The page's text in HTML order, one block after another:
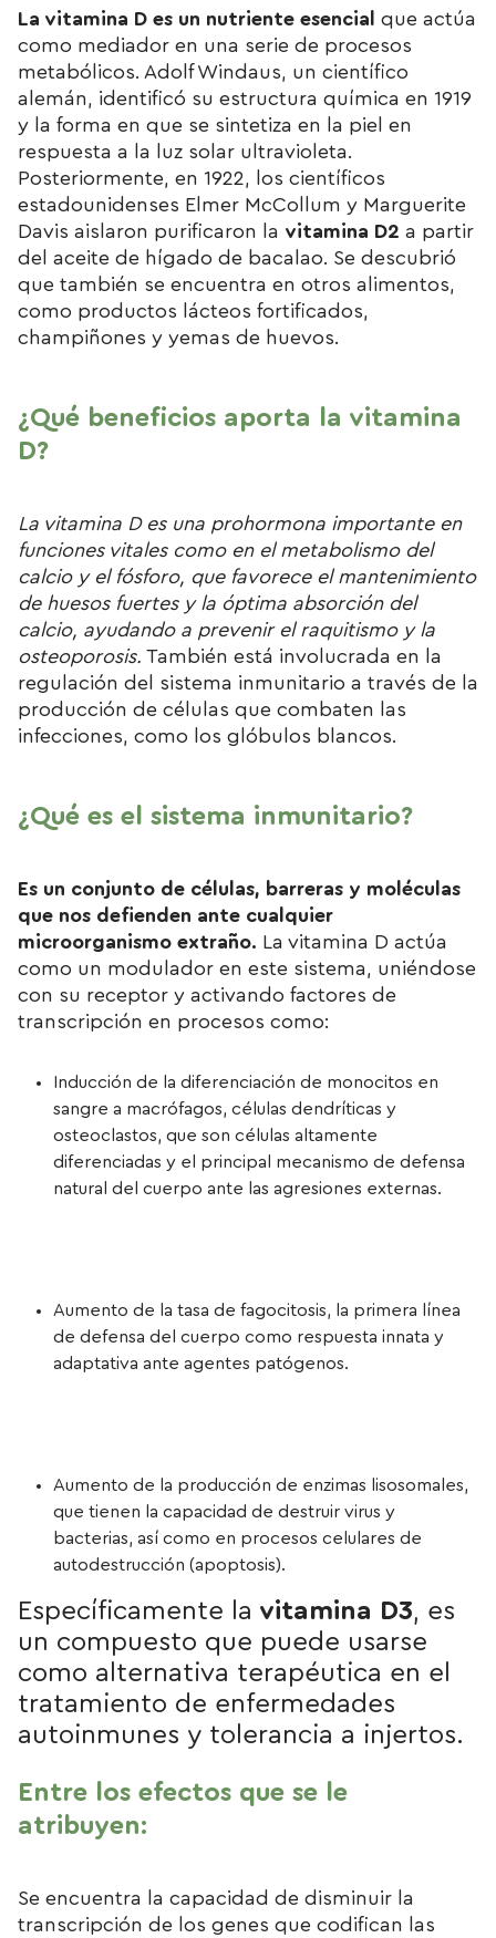
La vitamina D es un nutriente esencial
que actúa
como mediador en una serie de procesos
metabólicos. Adolf Windaus, un científico
alemán, identificó su estructura química en 1919
y la forma en que se sintetiza en la piel en
respuesta a la luz solar ultravioleta.
Posteriormente, en 1922, los científicos
estadounidenses Elmer McCollum y Marguerite
Davis aislaron purificaron la vitamina D2 a partir
del aceite de hígado de bacalao. Se descubrió
que también se encuentra en otros alimentos,
como productos lácteos fortificados,
champiñones y yemas de huevos.
¿Qué beneficios aporta la vitamina
D?
La vitamina D es una prohormona importante en
funciones vitales como en el metabolismo del
calcio y el fósforo, que favorece el mantenimiento
de huesos fuertes y la óptima absorción del
calcio, ayudando a prevenir el raquitismo y la
osteoporosis. También está involucrada en la
regulación del sistema inmunitario a través de la
producción de células que combaten las
infecciones, como los glóbulos blancos.
¿Qué es el sistema inmunitario?
Es un conjunto de células, barreras y moléculas
que nos defienden ante cualquier
microorganismo extraño. La vitamina D actúa
como un modulador en este sistema, uniéndose
con su receptor y activando factores de
transcripción en procesos como:
Inducción de la diferenciación de monocitos en
sangre a macrófagos, células dendríticas y
osteoclastos, que son células altamente
diferenciadas y el principal mecanismo de defensa
natural del cuerpo ante las agresiones externas.
Aumento de la tasa de fagocitosis, la primera línea
de defensa del cuerpo como respuesta innata y
adaptativa ante agentes patógenos.
Aumento de la producción de enzimas lisosomales,
que tienen la capacidad de destruir virus y
bacterias, así como en procesos celulares de
autodestrucción (apoptosis).
Específicamente la vitamina D3, es
un compuesto que puede usarse
como alternativa terapéutica en el
tratamiento de enfermedades
autoinmunes y tolerancia a injertos.
Entre los efectos que se le
atribuyen:
Se encuentra la capacidad de disminuir la
transcripción de los genes que codifican las